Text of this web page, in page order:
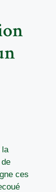
la
ces